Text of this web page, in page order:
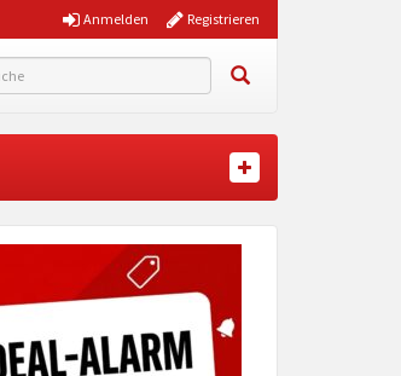
Registrieren
Anmelden